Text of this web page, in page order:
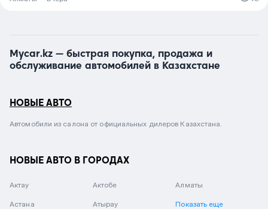
Mycar.kz — быстрая покупка, продажа и
обслуживание автомобилей в Казахстане
НОВЫЕ АВТО
Автомобили из салона от официальных дилеров Казахстана.
НОВЫЕ АВТО В ГОРОДАХ
Актау Актобе Алматы
Астана Атырау Показать еще